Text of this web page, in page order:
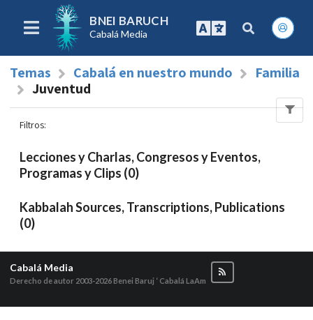
BNEI BARUCH
Cabalá Media
Temas Cabalá en nuestro mundo
Familia
Juventud
Filtros:
Lecciones y Charlas, Congresos y Eventos,
Programas y Clips (0)
Kabbalah Sources, Transcriptions, Publications
(0)
Cabalá Media
Derecho de autor 2003-2026Benei Baruj ‘ Cabalá LaAm